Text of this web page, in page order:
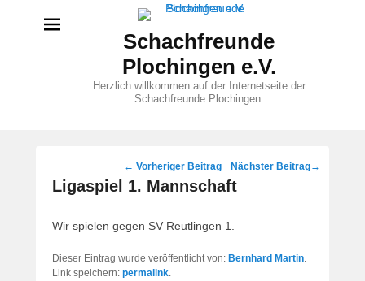
Schachfreunde
Plochingen e.V.
Herzlich willkommen auf der Internetseite der
Schachfreunde Plochingen.
Beitragsnavigation
← Vorheriger Beitrag Nächster Beitrag→
Ligaspiel 1. Mannschaft
Wir spielen gegen SV Reutlingen 1.
Dieser Eintrag wurde veröffentlicht von: Bernhard Martin.
Link speichern: permalink.